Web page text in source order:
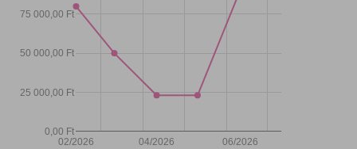
02/2026 04/2026 06/2026
0,00 Ft
25 000,00 Ft
50 000,00 Ft
75 000,00 Ft